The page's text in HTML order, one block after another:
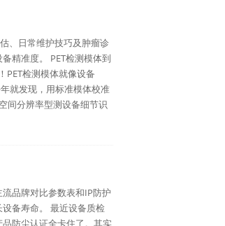
、日常维护技巧及肿瘤诊
精准度。 PET检测模体到
PET检测模体就像设备
就发现，用标准模体校准
间分辨率型测设备细节识
品牌对比参数表和IP防护
备寿命。 最近设备质检
防尘认证全卡住了。其实